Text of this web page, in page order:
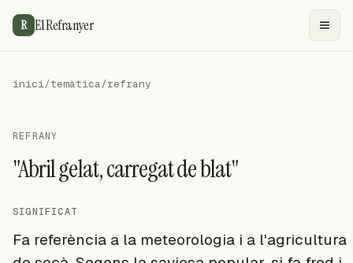
R El Refranyer
inici/temàtica/refrany
REFRANY
"Abril gelat, carregat de blat"
SIGNIFICAT
Fa referència a la meteorologia i a l'agricultura